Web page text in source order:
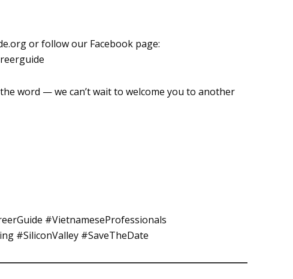
or follow our Facebook page:
word — we can’t wait to welcome you to another
#VietnameseProfessionals
#SiliconValley #SaveTheDate